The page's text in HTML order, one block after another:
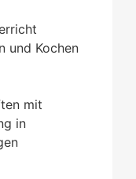
und Kochen
mit
in